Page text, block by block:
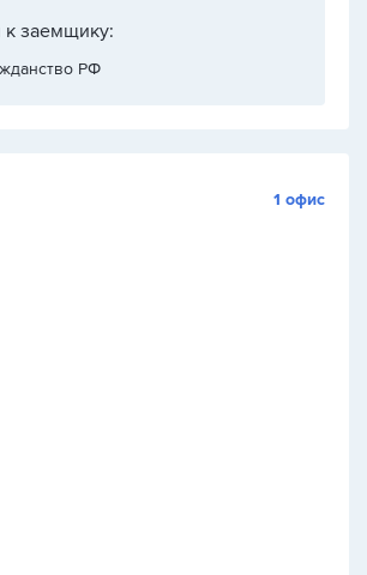
к заемщику:
РФ
1 офис